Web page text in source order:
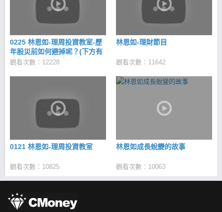
0225 林恩如-理周投資教室-歷
年股災前如何避掉呢？(下方有
林恩如理財寶-免費下載)
觀看次數：12228
林恩如-理財節目
觀看次數：11642
0121 林恩如-理周投資教室
觀看次數：10825
林恩如成長蛻變的故事
觀看次數：10063